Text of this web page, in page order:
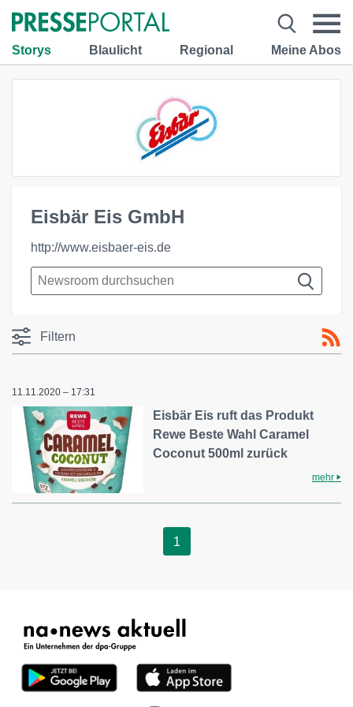
Storys Blaulicht Regional Meine Abos
Eisbär Eis GmbH
http://www.eisbaer-eis.de
Filtern
11.11.2020 – 17:31
Eisbär Eis ruft das Produkt
Rewe Beste Wahl Caramel
Coconut 500ml zurück
mehr
1